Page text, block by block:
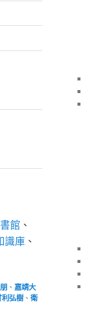
館 、
識庫 、
、 嘉靖大
利弘樹、 衛